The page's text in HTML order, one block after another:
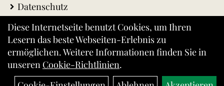
Datenschutz
AGB
Warenkorb
Versandkosten
Diese Internetseite benutzt Cookies, um Ihren
Lesern das beste Webseiten-Erlebnis zu
ermöglichen. Weitere Informationen finden Sie in
unseren Cookie-Richtlinien.